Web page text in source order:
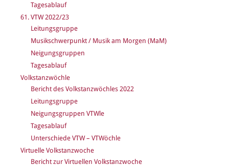
Tagesablauf
61. VTW 2022/23
Leitungsgruppe
Musikschwerpunkt / Musik am Morgen (MaM)
Neigungsgruppen
Tagesablauf
Volkstanzwöchle
Bericht des Volkstanzwöchles 2022
Leitungsgruppe
Neigungsgruppen VTWle
Tagesablauf
Unterschiede VTW – VTWöchle
Virtuelle Volkstanzwoche
Bericht zur Virtuellen Volkstanzwoche